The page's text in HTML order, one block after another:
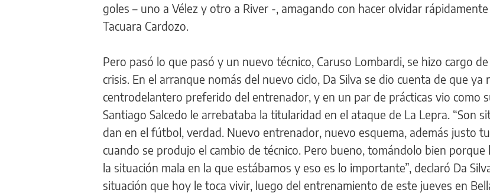
goles – uno a Vélez y otro a River -, amagando con hacer olvidar
Tacuara Cardozo.
Pero pasó lo que pasó y un nuevo técnico, Caruso Lombardi, se hizo cargo
crisis. En el arranque nomás del nuevo ciclo, Da Silva se dio cuenta de que ya
centrodelantero preferido del entrenador, y en un par de prácticas vio como
Santiago Salcedo le arrebataba la titularidad en el ataque de La Lepra. “Son
dan en el fútbol, verdad. Nuevo entrenador, nuevo esquema, además justo
cuando se produjo el cambio de técnico. Pero bueno, tomándolo bien porque
la situación mala en la que estábamos y eso es lo importante”, declaró Da
situación que hoy le toca vivir, luego del entrenamiento de este jueves en